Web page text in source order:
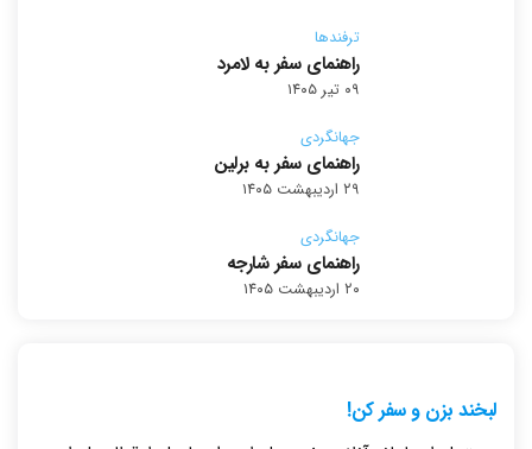
ترفندها
راهنمای سفر به لامرد
۰۹ تیر ۱۴۰۵
جهانگردی
راهنمای سفر به برلین
۲۹ اردیبهشت ۱۴۰۵
جهانگردی
راهنمای سفر شارجه
۲۰ اردیبهشت ۱۴۰۵
لبخند بزن و سفر کن!